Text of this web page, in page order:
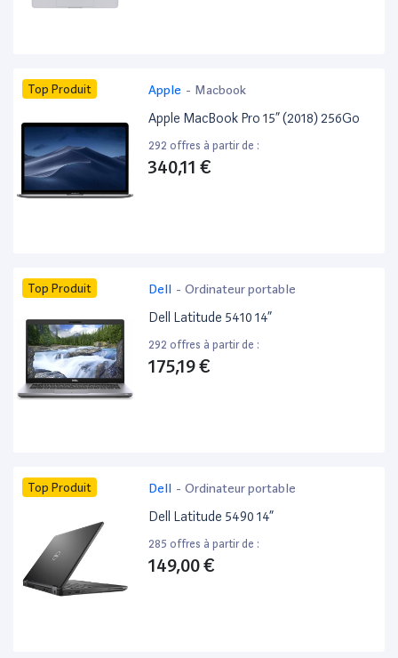
Top Produit Apple - Macbook
Apple MacBook Pro 15” (2018) 256Go
292 offres à partir de :
340,11 €
Top Produit Dell - Ordinateur portable
Dell Latitude 5410 14”
292 offres à partir de :
175,19 €
Top Produit Dell - Ordinateur portable
Dell Latitude 5490 14”
285 offres à partir de :
149,00 €